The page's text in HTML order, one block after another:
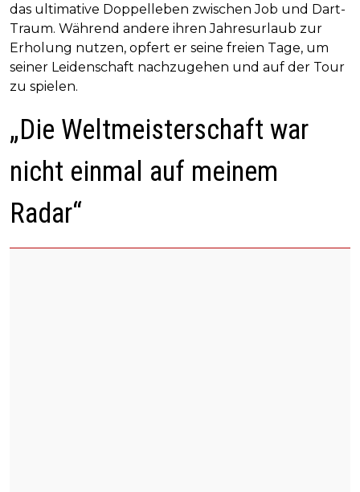
das ultimative Doppelleben zwischen Job und Dart-
Traum. Während andere ihren Jahresurlaub zur
Erholung nutzen, opfert er seine freien Tage, um
seiner Leidenschaft nachzugehen und auf der Tour
zu spielen.
„Die Weltmeisterschaft war
nicht einmal auf meinem
Radar“